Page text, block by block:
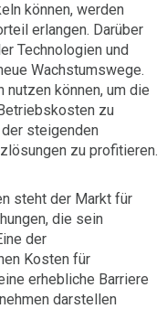
können, werden
erlangen. Darüber
Technologien und
Wachstumswege.
nutzen können, um die
zu
steigenden
zu profitieren.
steht der Markt für
die sein
der
Kosten für
erhebliche Barriere
darstellen